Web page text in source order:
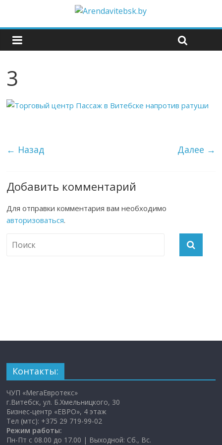
3
← Назад Далее →
Добавить комментарий
Для отправки комментария вам необходимо
авторизоваться.
Контакты:
ЧУП «МегаЕвротекс»
г.Витебск, ул. Б.Хмельницкого, 30
Бизнес-центр «ЕВРО», 4 этаж
Тел (мтс): +375 29 719-99-02
Режим работы:
Пн-Пт с 08.00 до 17.00 | Выходной: Сб., Вс.